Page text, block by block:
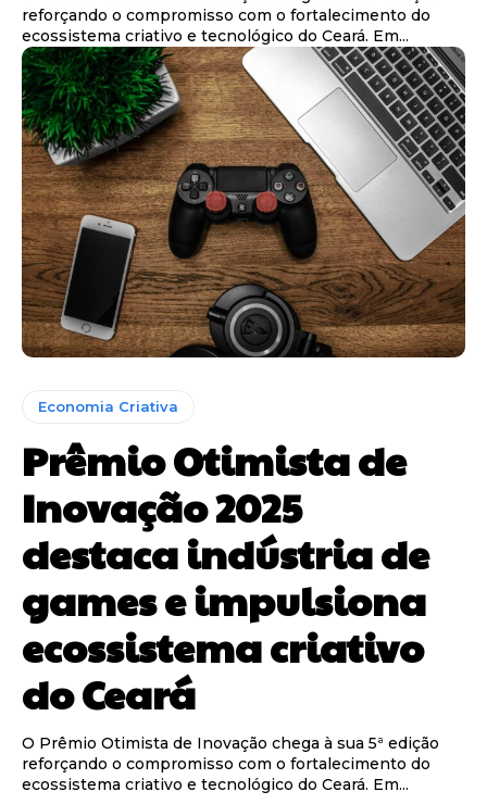
reforçando o compromisso com o fortalecimento do
ecossistema criativo e tecnológico do Ceará. Em...
Economia Criativa
Prêmio Otimista de
Inovação 2025
destaca indústria de
games e impulsiona
ecossistema criativo
do Ceará
O Prêmio Otimista de Inovação chega à sua 5ª edição
reforçando o compromisso com o fortalecimento do
ecossistema criativo e tecnológico do Ceará. Em...